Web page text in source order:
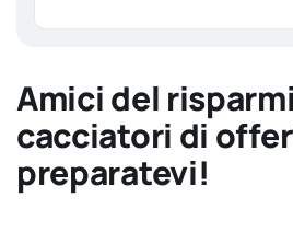
Amici del
cacciatori di
preparatevi!